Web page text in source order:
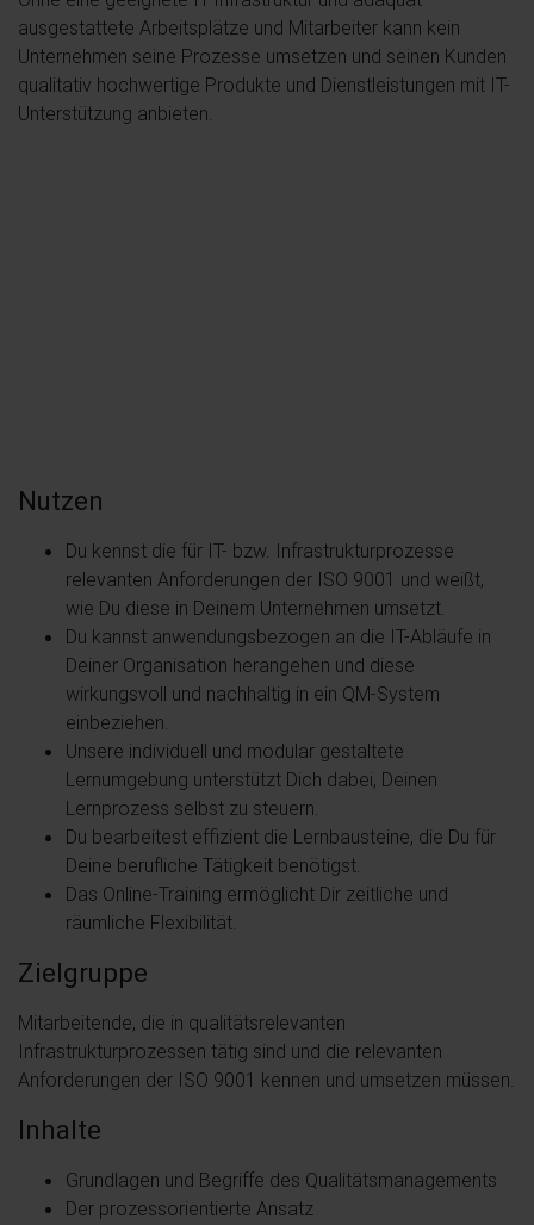
ausgestattete Arbeitsplätze und Mitarbeiter kann kein
Unternehmen seine Prozesse umsetzen und seinen Kunden
qualitativ hochwertige Produkte und Dienstleistungen mit IT-
Unterstützung anbieten.
Nutzen
Du kennst die für IT- bzw. Infrastrukturprozesse
relevanten Anforderungen der ISO 9001 und weißt,
wie Du diese in Deinem Unternehmen umsetzt.
Du kannst anwendungsbezogen an die IT-Abläufe in
Deiner Organisation herangehen und diese
wirkungsvoll und nachhaltig in ein QM-System
einbeziehen.
Unsere individuell und modular gestaltete
Lernumgebung unterstützt Dich dabei, Deinen
Lernprozess selbst zu steuern.
Du bearbeitest effizient die Lernbausteine, die Du für
Deine berufliche Tätigkeit benötigst.
Das Online-Training ermöglicht Dir zeitliche und
räumliche Flexibilität.
Zielgruppe
Mitarbeitende, die in qualitätsrelevanten
Infrastrukturprozessen tätig sind und die relevanten
Anforderungen der ISO 9001 kennen und umsetzen müssen.
Inhalte
Grundlagen und Begriffe des Qualitätsmanagements
Der prozessorientierte Ansatz